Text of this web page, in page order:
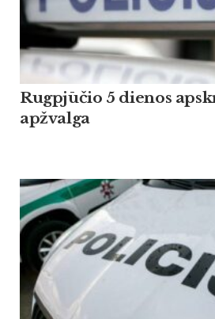
Rugpjūčio 5 dienos
apžvalga